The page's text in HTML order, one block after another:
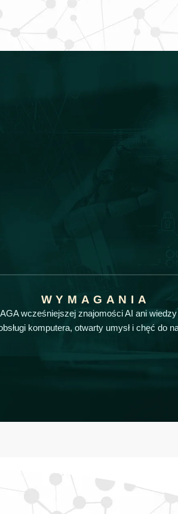
WYMAGANIA
wcześniejszej znajomości AI ani
komputera, otwarty umysł i chęć do